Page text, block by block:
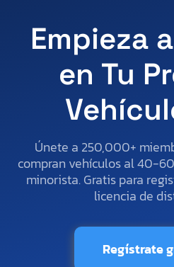
Empieza
en Tu
Únete a 250,000+
compran vehículos al 40-
minorista. Gratis para
licencia de
Regístrate